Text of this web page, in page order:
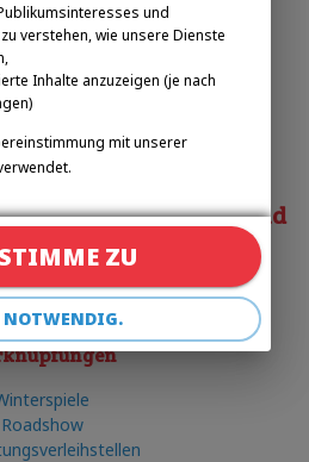
sportovní, z.s.
Zbožínek
602 720 518
332-61-34
Roadshow
und
verstehen, wie unsere Dienste
Inhalte anzuzeigen (je nach
mit unserer
NOTWENDIG.
ZU